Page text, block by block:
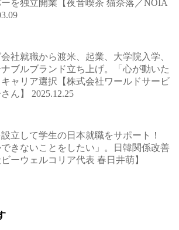
を独立開業【夜音喫茶 猫奈落／NOIA
社就職から渡米、起業、大学院入学、
ブルブランド立ち上げ。「心が動いた
ャリア選択【株式会社ワールドサービ
ん】 2025.12.25
立して学生の日本就職をサポート！
できないことをしたい」。日韓関係改善
ーウェルコリア代表 春日井萌】